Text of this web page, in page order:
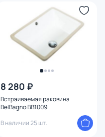
8 280 ₽
Встраиваемая раковина
BelBagno BB1009
В наличии 25 шт.